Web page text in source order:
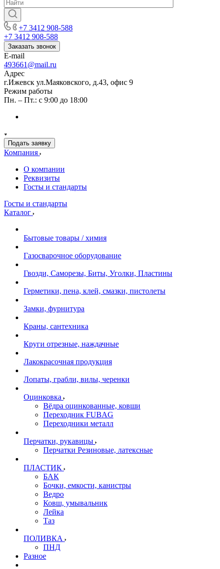
+7 3412 908-588
+7 3412 908-588
Заказать звонок
E-mail
493661@mail.ru
Адрес
г.Ижевск ул.Маяковского, д.43, офис 9
Режим работы
Пн. – Пт.: с 9:00 до 18:00
Подать заявку
Компания
О компании
Реквизиты
Госты и стандарты
Госты и стандарты
Каталог
Бытовые товары / химия
Газосварочное оборудование
Гвозди, Саморезы, Биты, Уголки, Пластины
Герметики, пена, клей, смазки, пистолеты
Замки, фурнитура
Краны, сантехника
Круги отрезные, наждачные
Лакокрасочная продукция
Лопаты, грабли, вилы, черенки
Оцинковка
Вёдра оцинкованные, ковши
Переходник FUBAG
Переходники металл
Перчатки, рукавицы
Перчатки Резиновые, латексные
ПЛАСТИК
БАК
Бочки, емкости, канистры
Ведро
Ковш, умывальник
Лейка
Таз
ПОЛИВКА
ПНД
Разное